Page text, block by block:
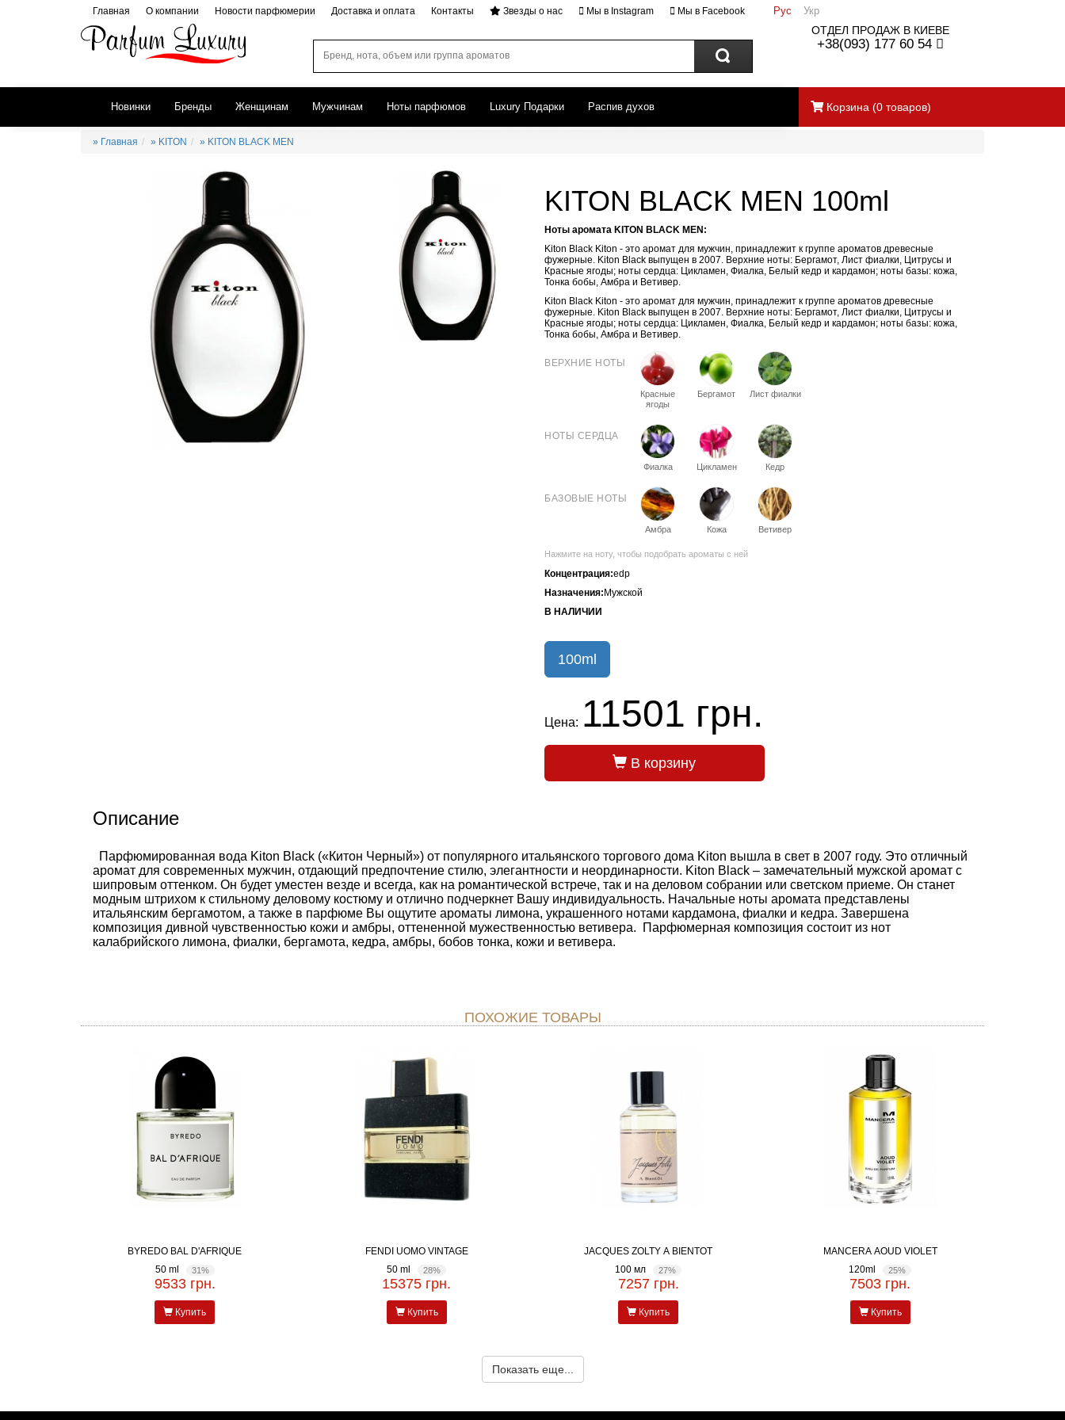
Главная О компании Новости парфюмерии Доставка и оплата Контакты Звезды о нас Мы в Instagram Мы в Facebook Рус Укр
ОТДЕЛ ПРОДАЖ В КИЕВЕ
+38(093) 177 60 54
Новинки Бренды Женщинам Мужчинам Ноты парфюмов Luxury Подарки Распив духов Корзина (0 товаров)
» Главная » KITON » KITON BLACK MEN
KITON BLACK MEN 100ml
Ноты аромата KITON BLACK MEN:
Kiton Black Kiton - это аромат для мужчин, принадлежит к группе ароматов древесные
фужерные. Kiton Black выпущен в 2007. Верхние ноты: Бергамот, Лист фиалки, Цитрусы и
Красные ягоды; ноты сердца: Цикламен, Фиалка, Белый кедр и кардамон; ноты базы: кожа,
Тонка бобы, Амбра и Ветивер.
Kiton Black Kiton - это аромат для мужчин, принадлежит к группе ароматов древесные
фужерные. Kiton Black выпущен в 2007. Верхние ноты: Бергамот, Лист фиалки, Цитрусы и
Красные ягоды; ноты сердца: Цикламен, Фиалка, Белый кедр и кардамон; ноты базы: кожа,
Тонка бобы, Амбра и Ветивер.
ВЕРХНИЕ НОТЫ
Красные
ягоды
Бергамот Лист фиалки
НОТЫ СЕРДЦА
Фиалка Цикламен Кедр
БАЗОВЫЕ НОТЫ
Амбра Кожа Ветивер
Нажмите на ноту, чтобы подобрать ароматы с ней
Концентрация:edp
Назначения: Мужской
В НАЛИЧИИ
100ml
Цена: 11501 грн.
В корзину
Описание
Парфюмированная вода Kiton Black («Китон Черный») от популярного итальянского торгового дома Kiton вышла в свет в 2007 году. Это отличный
аромат для современных мужчин, отдающий предпочтение стилю, элегантности и неординарности. Kiton Black – замечательный мужской аромат с
шипровым оттенком. Он будет уместен везде и всегда, как на романтической встрече, так и на деловом собрании или светском приеме. Он станет
модным штрихом к стильному деловому костюму и отлично подчеркнет Вашу индивидуальность. Начальные ноты аромата представлены
итальянским бергамотом, а также в парфюме Вы ощутите ароматы лимона, украшенного нотами кардамона, фиалки и кедра. Завершена
композиция дивной чувственностью кожи и амбры, оттененной мужественностью ветивера. Парфюмерная композиция состоит из нот
калабрийского лимона, фиалки, бергамота, кедра, амбры, бобов тонка, кожи и ветивера.
ПОХОЖИЕ ТОВАРЫ
BYREDO BAL D'AFRIQUE
50 ml
31%
9533 грн.
Купить
FENDI UOMO VINTAGE
50 ml
28%
15375 грн.
Купить
JACQUES ZOLTY A BIENTOT
100 мл
27%
7257 грн.
Купить
MANCERA AOUD VIOLET
120ml
25%
7503 грн.
Купить
Показать еще...